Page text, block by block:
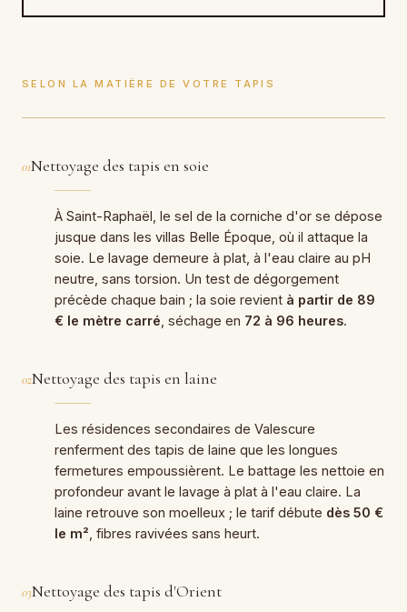
SELON LA MATIÈRE DE VOTRE TAPIS
01Nettoyage des tapis en soie
À Saint-Raphaël, le sel de la corniche d'or se dépose
jusque dans les villas Belle Époque, où il attaque la
soie. Le lavage demeure à plat, à l'eau claire au pH
neutre, sans torsion. Un test de dégorgement
précède chaque bain ; la soie revient à partir de 89
€ le mètre carré , séchage en 72 à 96 heures.
02Nettoyage des tapis en laine
Les résidences secondaires de Valescure
renferment des tapis de laine que les longues
fermetures empoussièrent. Le battage les nettoie en
profondeur avant le lavage à plat à l'eau claire. La
laine retrouve son moelleux ; le tarif débute dès 50 €
le m² , fibres ravivées sans heurt.
03Nettoyage des tapis d'Orient